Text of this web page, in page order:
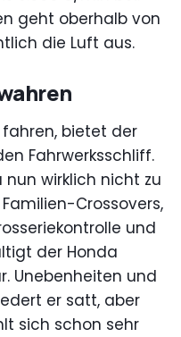
geht oberhalb von
die Luft aus.
bietet der
Fahrwerksschliff.
wirklich nicht zu
Crossovers,
und
der Honda
Unebenheiten und
er satt, aber
sich schon sehr